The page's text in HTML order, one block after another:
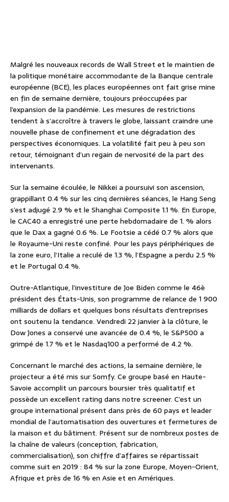
Malgré les nouveaux records de Wall Street et le maintien de
la politique monétaire accommodante de la Banque centrale
européenne (BCE), les places européennes ont fait grise mine
en fin de semaine dernière, toujours préoccupées par
l’expansion de la pandémie. Les mesures de restrictions
tendent à s’accroître à travers le globe, laissant craindre une
nouvelle phase de confinement et une dégradation des
perspectives économiques. La volatilité fait peu à peu son
retour, témoignant d’un regain de nervosité de la part des
intervenants.
Sur la semaine écoulée, le Nikkei a poursuivi son ascension,
grappillant 0.4 % sur les cinq dernières séances, le Hang Seng
s’est adjugé 2.9 % et le Shanghai Composite 1.1 %. En Europe,
le CAC40 a enregistré une perte hebdomadaire de 1. % alors
que le Dax a gagné 0.6 %. Le Footsie a cédé 0.7 % alors que
le Royaume-Uni reste confiné. Pour les pays périphériques de
la zone euro, l’Italie a reculé de 1.3 %, l’Espagne a perdu 2.5 %
et le Portugal 0.4 %.
Outre-Atlantique, l’investiture de Joe Biden comme le 46è
président des États-Unis, son programme de relance de 1 900
milliards de dollars et quelques bons résultats d’entreprises
ont soutenu la tendance. Vendredi 22 janvier à la clôture, le
Dow Jones a conservé une avancée de 0.4 %, le S&P500 a
grimpé de 1.7 % et le Nasdaq100 a performé de 4.2 %.
Concernant le marché des actions, la semaine dernière, le
projecteur a été mis sur Somfy. Ce groupe basé en Haute-
Savoie accomplit un parcours boursier très qualitatif et
possède un excellent rating dans notre screener. C’est un
groupe international présent dans près de 60 pays et leader
mondial de l’automatisation des ouvertures et fermetures de
la maison et du bâtiment. Présent sur de nombreux postes de
la chaîne de valeurs (conception, fabrication,
commercialisation), son chiffre d’affaires se répartissait
comme suit en 2019 : 84 % sur la zone Europe, Moyen-Orient,
Afrique et près de 16 % en Asie et en Amériques.